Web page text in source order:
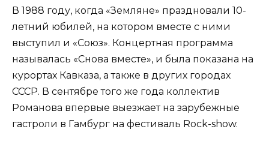
В 1988 году, когда «Земляне» праздновали 10-
летний юбилей, на котором вместе с ними
выступил и «Союз». Концертная программа
называлась «Снова вместе», и была показана на
курортах Кавказа, а также в других городах
СССР. В сентябре того же года коллектив
Романова впервые выезжает на зарубежные
гастроли в Гамбург на фестиваль Rock-show.